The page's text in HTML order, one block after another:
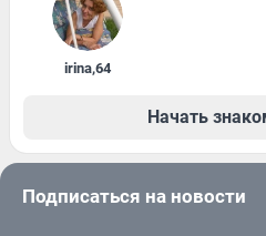
irina,64
Начать
Подписаться на новости